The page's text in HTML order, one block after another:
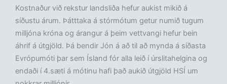
Kostnaður við rekstur landsliða hefur aukist mikið á
síðustu árum. Þátttaka á stórmótum getur numið tugum
milljóna króna og árangur á þeim vettvangi hefur bein
áhrif á útgjöld. Þá bendir Jón á að til að mynda á síðasta
Evrópumóti þar sem Ísland fór alla leið í úrslitahelgina og
endaði í 4.sæti á mótinu hafi það aukið útgjöld HSÍ um